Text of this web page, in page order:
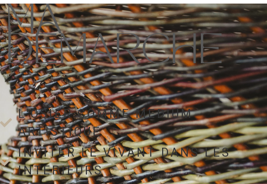
MA
DEMARCHE
L'OSIER COMME MEDIUM
ARTISTIQUE
INVITER LE VIVANT DANS LES
INTERIEURS